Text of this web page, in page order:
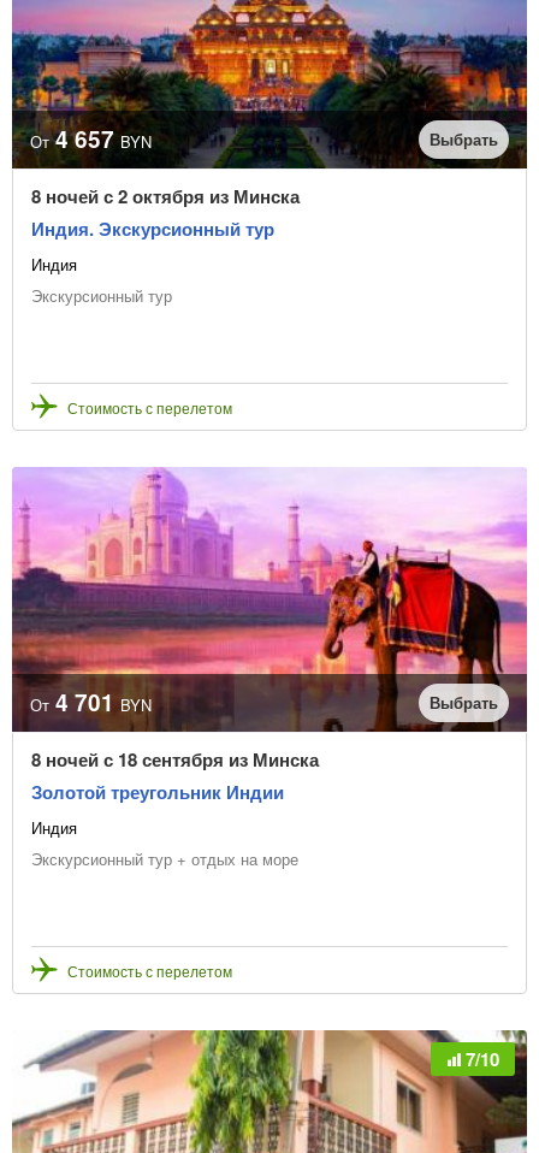
Линия пляжа
1-я 2-я 3-я
Турагентство
Очистить фильтр
От 4 657 BYN Выбрать
8 ночей с 2 октября из Минска
Индия. Экскурсионный тур
Индия
Экскурсионный тур
Стоимость с перелетом
От 4 701 BYN Выбрать
8 ночей с 18 сентября из Минска
Золотой треугольник Индии
Индия
Экскурсионный тур + отдых на море
Стоимость с перелетом
7/10